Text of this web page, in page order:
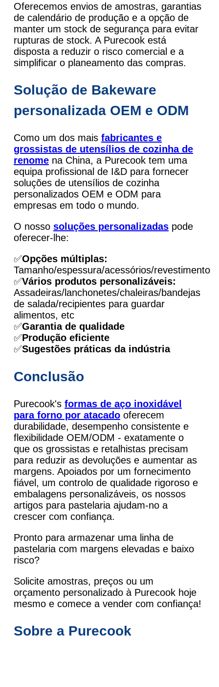
Oferecemos envios de amostras, garantias
de calendário de produção e a opção de
manter um stock de segurança para evitar
rupturas de stock. A Purecook está
disposta a reduzir o risco comercial e a
simplificar o planeamento das compras.
Solução de Bakeware
personalizada OEM e ODM
Como um dos mais fabricantes e
grossistas de utensílios de cozinha de
renome na China, a Purecook tem uma
equipa profissional de I&D para fornecer
soluções de utensílios de cozinha
personalizados OEM e ODM para
empresas em todo o mundo.
O nosso soluções personalizadas pode
oferecer-lhe:
✅Opções múltiplas:
Tamanho/espessura/acessórios/revestimento
✅Vários produtos personalizáveis:
Assadeiras/lanchonetes/chaleiras/bandejas
de salada/recipientes para guardar
alimentos, etc
✅Garantia de qualidade
✅Produção eficiente
✅Sugestões práticas da indústria
Conclusão
Purecook's formas de aço inoxidável
para forno por atacado oferecem
durabilidade, desempenho consistente e
flexibilidade OEM/ODM - exatamente o
que os grossistas e retalhistas precisam
para reduzir as devoluções e aumentar as
margens. Apoiados por um fornecimento
fiável, um controlo de qualidade rigoroso e
embalagens personalizáveis, os nossos
artigos para pastelaria ajudam-no a
crescer com confiança.
Pronto para armazenar uma linha de
pastelaria com margens elevadas e baixo
risco?
Solicite amostras, preços ou um
orçamento personalizado à Purecook hoje
mesmo e comece a vender com confiança!
Sobre a Purecook